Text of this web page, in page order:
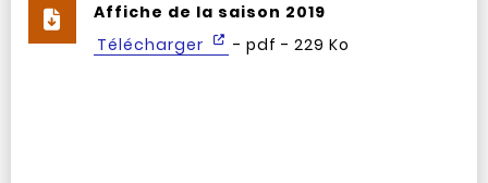
Affiche de la saison 2019
Télécharger
- pdf - 229 Ko